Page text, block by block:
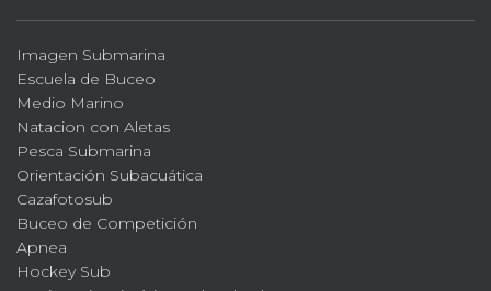
Imagen Submarina
Escuela de Buceo
Medio Marino
Natacion con Aletas
Pesca Submarina
Orientación Subacuática
Cazafotosub
Buceo de Competición
Apnea
Hockey Sub